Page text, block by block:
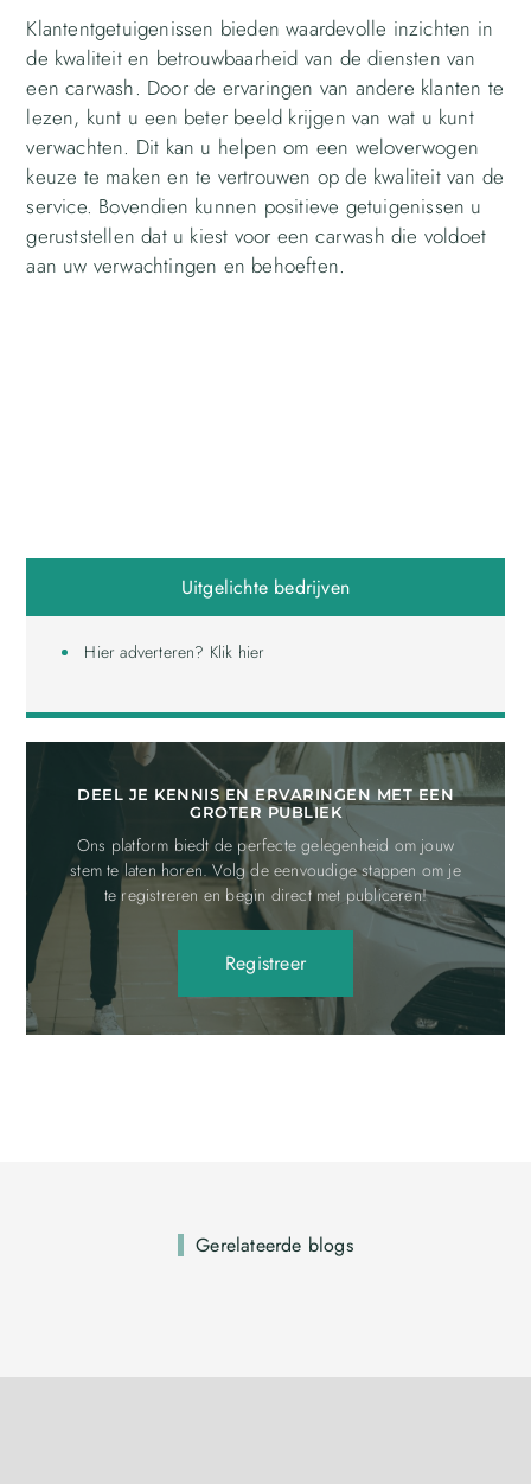
Klantentgetuigenissen bieden waardevolle inzichten in
de kwaliteit en betrouwbaarheid van de diensten van
een carwash. Door de ervaringen van andere klanten te
lezen, kunt u een beter beeld krijgen van wat u kunt
verwachten. Dit kan u helpen om een weloverwogen
keuze te maken en te vertrouwen op de kwaliteit van de
service. Bovendien kunnen positieve getuigenissen u
geruststellen dat u kiest voor een carwash die voldoet
aan uw verwachtingen en behoeften.
Uitgelichte bedrijven
Hier adverteren? Klik hier
DEEL JE KENNIS EN ERVARINGEN MET EEN
GROTER PUBLIEK
Ons platform biedt de perfecte gelegenheid om jouw
stem te laten horen. Volg de eenvoudige stappen om je
te registreren en begin direct met publiceren!
Registreer
Gerelateerde blogs